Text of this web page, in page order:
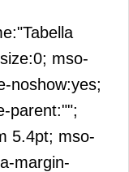
mso-
noshow:yes;
parent:"";
5.4pt; mso-
margin-